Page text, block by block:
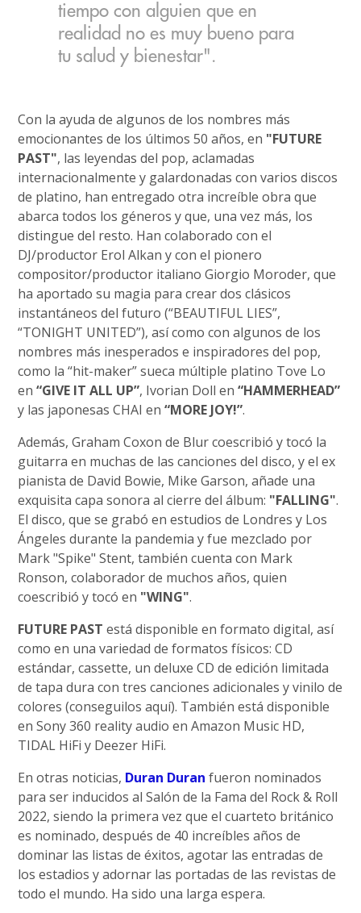
tiempo con alguien que en
realidad no es muy bueno para
tu salud y bienestar".
Con la ayuda de algunos de los nombres más
emocionantes de los últimos 50 años, en "FUTURE
PAST", las leyendas del pop, aclamadas
internacionalmente y galardonadas con varios discos
de platino, han entregado otra increíble obra que
abarca todos los géneros y que, una vez más, los
distingue del resto. Han colaborado con el
DJ/productor Erol Alkan y con el pionero
compositor/productor italiano Giorgio Moroder, que
ha aportado su magia para crear dos clásicos
instantáneos del futuro (“BEAUTIFUL LIES”,
“TONIGHT UNITED”), así como con algunos de los
nombres más inesperados e inspiradores del pop,
como la “hit-maker” sueca múltiple platino Tove Lo
en“GIVE IT ALL UP”, Ivorian Doll en“HAMMERHEAD”
y las japonesas CHAI en“MORE JOY!”.
Además, Graham Coxon de Blur coescribió y tocó la
guitarra en muchas de las canciones del disco, y el ex
pianista de David Bowie, Mike Garson, añade una
exquisita capa sonora al cierre del álbum: "FALLING".
El disco, que se grabó en estudios de Londres y Los
Ángeles durante la pandemia y fue mezclado por
Mark "Spike" Stent, también cuenta con Mark
Ronson, colaborador de muchos años, quien
coescribió y tocó en "WING".
FUTURE PAST está disponible en formato digital, así
como en una variedad de formatos físicos: CD
estándar, cassette, un deluxe CD de edición limitada
de tapa dura con tres canciones adicionales y vinilo de
colores (conseguilos aquí). También está disponible
en Sony 360 reality audio en Amazon Music HD,
TIDAL HiFi y Deezer HiFi.
En otras noticias, Duran Duran fueron nominados
para ser inducidos al Salón de la Fama del Rock & Roll
2022, siendo la primera vez que el cuarteto británico
es nominado, después de 40 increíbles años de
dominar las listas de éxitos, agotar las entradas de
los estadios y adornar las portadas de las revistas de
todo el mundo. Ha sido una larga espera.